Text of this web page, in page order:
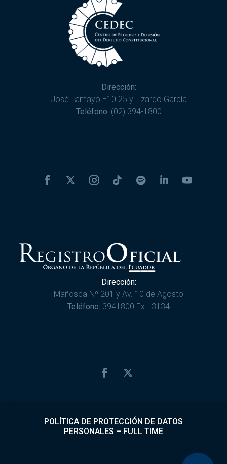
Dirección:
José Tamayo E10 25 y Lizardo García
Teléfono: (02) 394-1800
Dirección:
Mañosca Nº 201 y Av. 10 de Agosto
Teléfono: 3941800 Ext. 3134
POLÍTICA DE PROTECCIÓN DE DATOS
PERSONALES – FULL TIME